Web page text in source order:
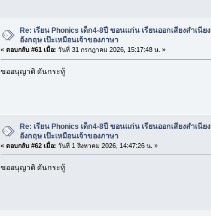
Re: เรียน Phonics เด็ก4-8ปี ขอนแก่น เรียนออกเสียงสำเนียง
อังกฤษ เป๊ะเหมือนเจ้าของภาษา
« ตอบกลับ #61 เมื่อ: วันที่ 31 กรกฎาคม 2026, 15:17:48 น. »
ขออนุญาติ ดันกระทู้
Re: เรียน Phonics เด็ก4-8ปี ขอนแก่น เรียนออกเสียงสำเนียง
อังกฤษ เป๊ะเหมือนเจ้าของภาษา
« ตอบกลับ #62 เมื่อ: วันที่ 1 สิงหาคม 2026, 14:47:26 น. »
ขออนุญาติ ดันกระทู้